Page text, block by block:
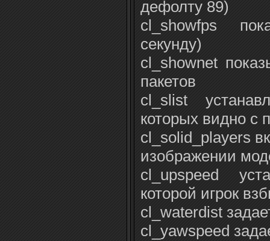
дефолту 89)
cl_showfps
секунду)
cl_shownet
пакетов
cl_slist
которых видно
cl_solid_players
изображении
cl_upspeed
которой игрок
cl_waterdist
cl_yawspeed